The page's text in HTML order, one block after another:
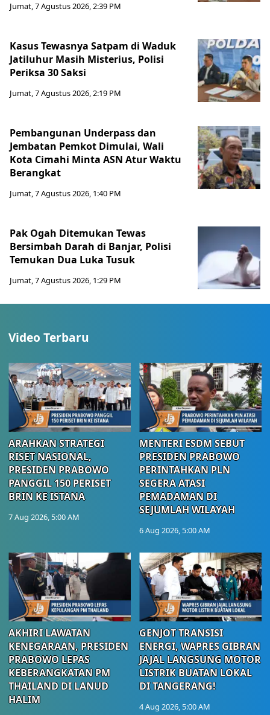
Jumat, 7 Agustus 2026, 2:39 PM
Kasus Tewasnya Satpam di Waduk
Jatiluhur Masih Misterius, Polisi
Periksa 30 Saksi
Jumat, 7 Agustus 2026, 2:19 PM
Pembangunan Underpass dan
Jembatan Pemkot Dimulai, Wali
Kota Cimahi Minta ASN Atur Waktu
Berangkat
Jumat, 7 Agustus 2026, 1:40 PM
Pak Ogah Ditemukan Tewas
Bersimbah Darah di Banjar, Polisi
Temukan Dua Luka Tusuk
Jumat, 7 Agustus 2026, 1:29 PM
Video Terbaru
ARAHKAN STRATEGI
RISET NASIONAL,
PRESIDEN PRABOWO
PANGGIL 150 PERISET
BRIN KE ISTANA
7 Aug 2026, 5:00 AM
MENTERI ESDM SEBUT
PRESIDEN PRABOWO
PERINTAHKAN PLN
SEGERA ATASI
PEMADAMAN DI
SEJUMLAH WILAYAH
6 Aug 2026, 5:00 AM
AKHIRI LAWATAN
KENEGARAAN, PRESIDEN
PRABOWO LEPAS
KEBERANGKATAN PM
THAILAND DI LANUD
HALIM
GENJOT TRANSISI
ENERGI, WAPRES GIBRAN
JAJAL LANGSUNG MOTOR
LISTRIK BUATAN LOKAL
DI TANGERANG!
4 Aug 2026, 5:00 AM